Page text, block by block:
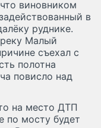
виновником
в
руднике.
Малый
съехал с
полотна
повисло над
на место ДТП
по мосту будет